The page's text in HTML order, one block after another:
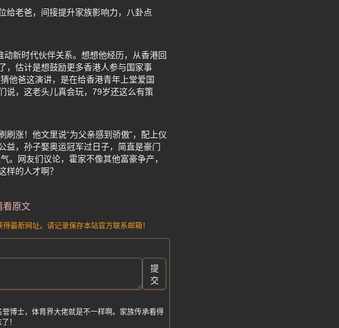
给老爸，间接提升家族影响力，八卦点
新时代伙伴关系。想想他经历，从香港回
，估计是想鼓励更多香港人参与国家事
他爸这演讲，是在给香港青年上堂爱国
说，这老头儿真会玩，79岁还这么有策
涨！他文里说“为父亲感到骄傲”，配上仪
益，孙子娶奥运冠军过日子，简直是豪门
。网友们议论，霍家不像其他富豪争产，
样的人才啊？
看原文
最新网址。请记录保存本站官方联系邮箱！
提
交
博士，体育界大佬就是不一样啊。家族传承看得
！